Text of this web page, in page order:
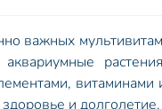
важных
аквариумные
и долголетие.